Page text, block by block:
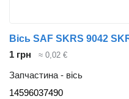
1 грн ≈ 0,02 €
Запчастина - вісь
14596037490